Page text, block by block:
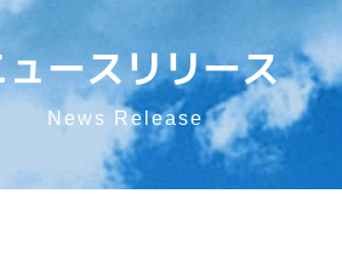
ースリリース
News Release